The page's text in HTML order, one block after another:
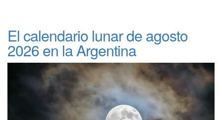
El calendario lunar de agosto
2026 en la Argentina